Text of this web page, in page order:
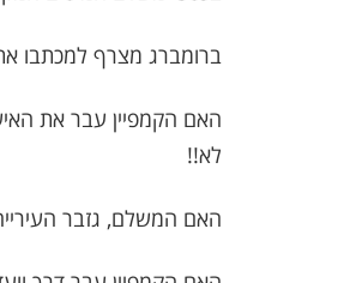
ברומברג מצרף למכתבו
האם הקמפיין עבר את
לא!!
האם המשלם, גזבר